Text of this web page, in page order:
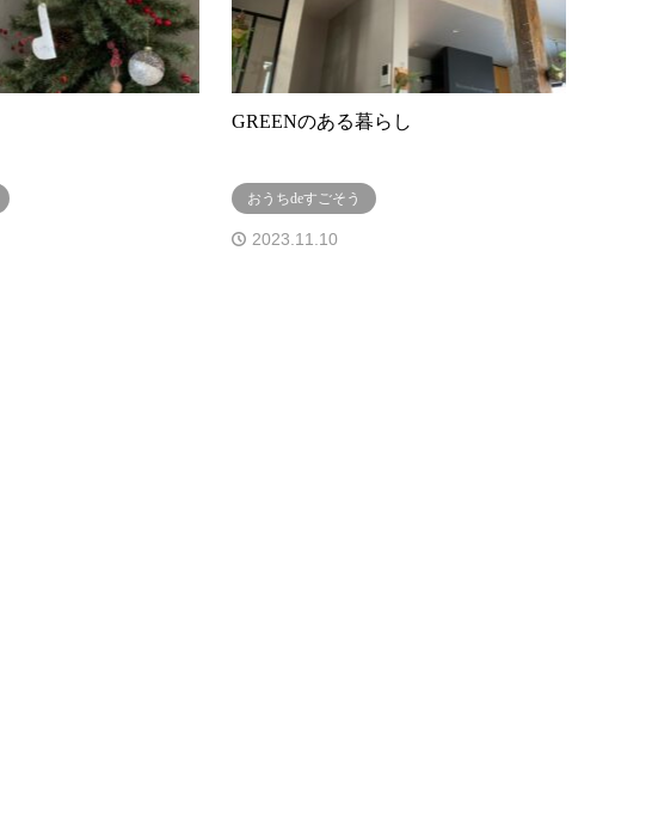
GREENのある暮らし
おうちdeすごそう
2023.11.10